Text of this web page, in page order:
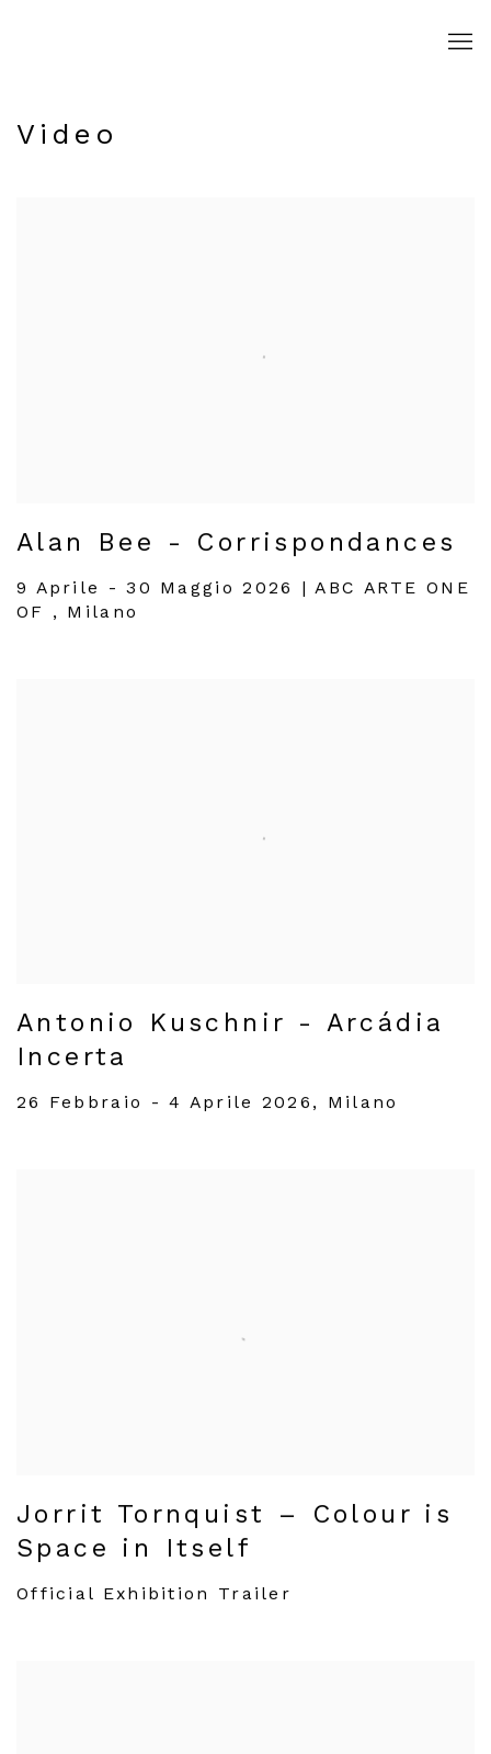
Video
Alan Bee - Corrispondances
9 Aprile - 30 Maggio 2026 | ABC ARTE ONE
OF , Milano
Antonio Kuschnir - Arcádia
Incerta
26 Febbraio - 4 Aprile 2026, Milano
Jorrit Tornquist – Colour is
Space in Itself
Official Exhibition Trailer